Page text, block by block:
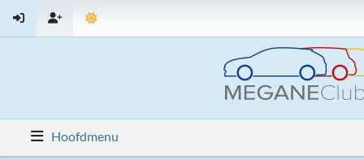
Hoofdmenu